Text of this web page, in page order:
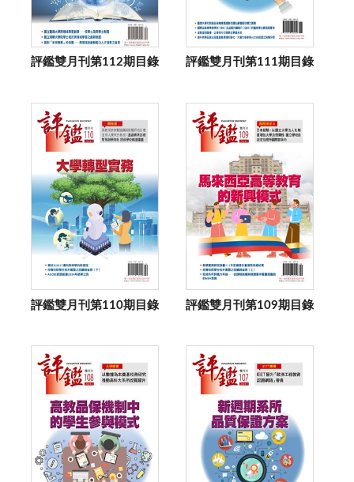
評鑑雙月刊第112期目錄 評鑑雙月刊第111期目錄
評鑑雙月刊第110期目錄 評鑑雙月刊第109期目錄